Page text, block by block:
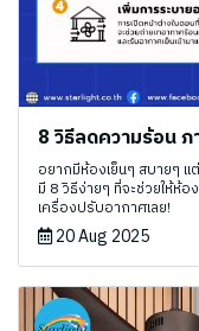
8 วิธีลดความร้อน ภ
อยากมีห้องเย็นๆ สบายๆ แ
มี 8 วิธีง่ายๆ ที่จะช่วยให้ห้
เครื่องปรับอากาศเลย!
20 Aug 2025